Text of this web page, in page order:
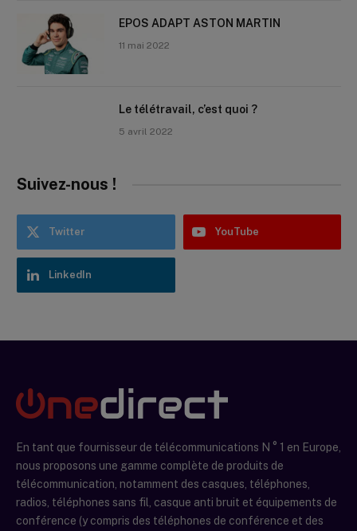
EPOS ADAPT ASTON MARTIN
11 mai 2022
Le télétravail, c’est quoi ?
5 avril 2022
Suivez-nous !
Twitter YouTube
LinkedIn
En tant que fournisseur de télécommunications N ° 1 en Europe,
nous proposons une gamme complète de produits de
télécommunication, notamment des casques, téléphones,
radios, téléphones sans fil, casque anti bruit et équipements de
conférence (y compris des téléphones de conférence et des